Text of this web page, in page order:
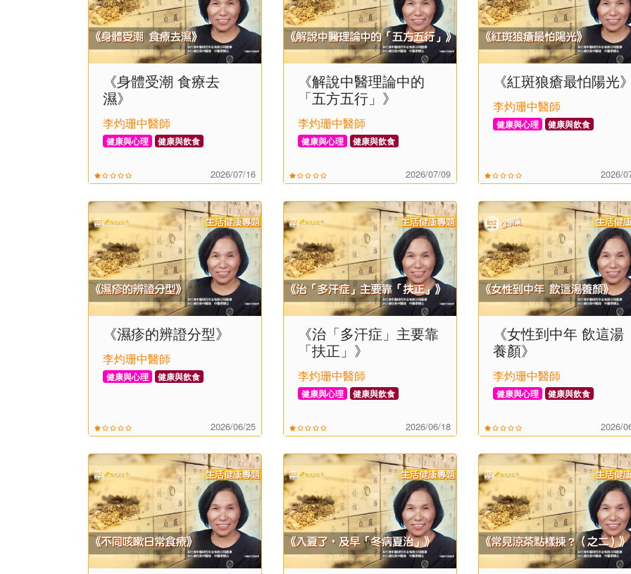
《身體受潮 食療去
濕》
李灼珊中醫師
健康與心理 健康與飲食
2026/07/16
《解說中醫理論中的
「五方五行」》
李灼珊中醫師
健康與心理 健康與飲食
2026/07/09
《紅斑狼瘡最怕陽光
李灼珊中醫師
健康與心理 健康與飲食
2026/
《濕疹的辨證分型》
李灼珊中醫師
健康與心理 健康與飲食
2026/06/25
《治「多汗症」主要靠
「扶正」》
李灼珊中醫師
健康與心理 健康與飲食
2026/06/18
《女性到中年 飲這湯
養顏》
李灼珊中醫師
健康與心理 健康與飲食
2026/